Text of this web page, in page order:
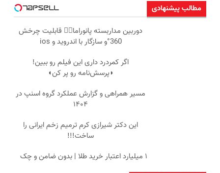
مطالب پیشنهادی
دوربین مداربسته پانوراما👈🏻 قابلیت چرخش
360°و سازگار با اندروید و ios
اگر کمردرد داری این فیلم رو ببین!
◗پرسش‌نامه رو پر کن◖
مسیر همراهی و گزارش عملکرد گروه اسنپ در
۱۴۰۴
این دکتر شیرازی کرم ترمیم زخم ایرانی را
ساخت!!!
۱ میلیارد اعتبار خرید طلا | بدون ضامن و چک